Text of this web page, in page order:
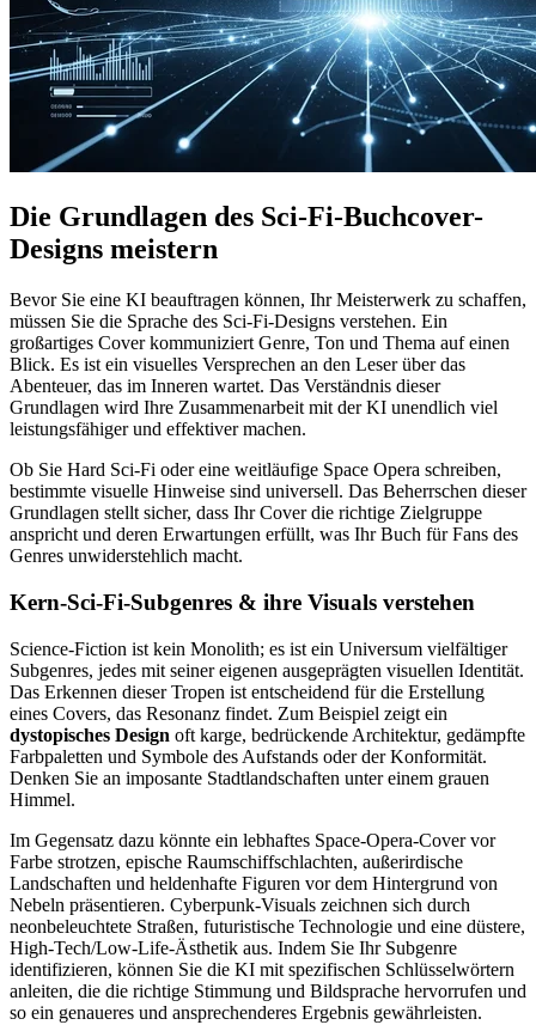
Die Grundlagen des Sci-Fi-Buchcover-
Designs meistern
Bevor Sie eine KI beauftragen können, Ihr Meisterwerk zu schaffen,
müssen Sie die Sprache des Sci-Fi-Designs verstehen. Ein
großartiges Cover kommuniziert Genre, Ton und Thema auf einen
Blick. Es ist ein visuelles Versprechen an den Leser über das
Abenteuer, das im Inneren wartet. Das Verständnis dieser
Grundlagen wird Ihre Zusammenarbeit mit der KI unendlich viel
leistungsfähiger und effektiver machen.
Ob Sie Hard Sci-Fi oder eine weitläufige Space Opera schreiben,
bestimmte visuelle Hinweise sind universell. Das Beherrschen dieser
Grundlagen stellt sicher, dass Ihr Cover die richtige Zielgruppe
anspricht und deren Erwartungen erfüllt, was Ihr Buch für Fans des
Genres unwiderstehlich macht.
Kern-Sci-Fi-Subgenres & ihre Visuals verstehen
Science-Fiction ist kein Monolith; es ist ein Universum vielfältiger
Subgenres, jedes mit seiner eigenen ausgeprägten visuellen Identität.
Das Erkennen dieser Tropen ist entscheidend für die Erstellung
eines Covers, das Resonanz findet. Zum Beispiel zeigt ein
dystopisches Design oft karge, bedrückende Architektur, gedämpfte
Farbpaletten und Symbole des Aufstands oder der Konformität.
Denken Sie an imposante Stadtlandschaften unter einem grauen
Himmel.
Im Gegensatz dazu könnte ein lebhaftes Space-Opera-Cover vor
Farbe strotzen, epische Raumschiffschlachten, außerirdische
Landschaften und heldenhafte Figuren vor dem Hintergrund von
Nebeln präsentieren. Cyberpunk-Visuals zeichnen sich durch
neonbeleuchtete Straßen, futuristische Technologie und eine düstere,
High-Tech/Low-Life-Ästhetik aus. Indem Sie Ihr Subgenre
identifizieren, können Sie die KI mit spezifischen Schlüsselwörtern
anleiten, die die richtige Stimmung und Bildsprache hervorrufen und
so ein genaueres und ansprechenderes Ergebnis gewährleisten.